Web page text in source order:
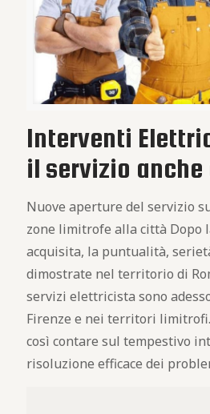
Interventi
il servizio anche
Nuove aperture del servizio
zone limitrofe alla città Dopo
acquisita, la puntualità,
dimostrate nel territorio di
servizi elettricista sono
Firenze e nei territori
così contare sul tempestivo
risoluzione efficace dei